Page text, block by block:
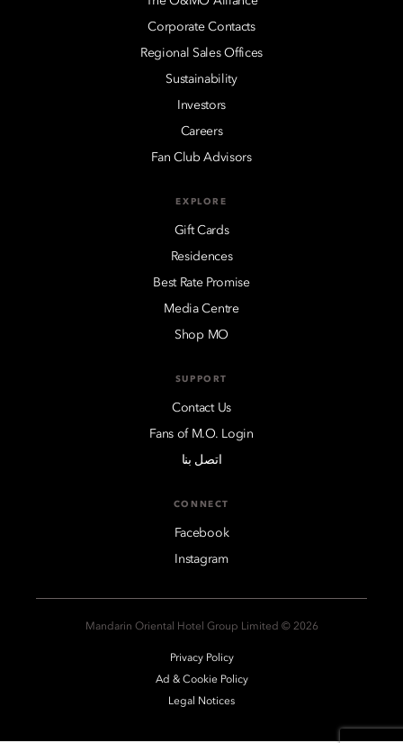
Corporate Contacts
Regional Sales Offices
Sustainability
Investors
Careers
Fan Club Advisors
EXPLORE
Gift Cards
Residences
Best Rate Promise
Media Centre
Shop MO
SUPPORT
Contact Us
Fans of M.O. Login
اتصل بنا
CONNECT
Facebook
Instagram
2026 © Mandarin Oriental Hotel Group Limited
Privacy Policy
Ad & Cookie Policy
Legal Notices